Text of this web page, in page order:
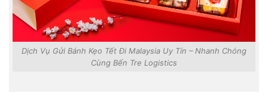
Dịch Vụ Gửi Bánh Kẹo Tết Đi Malaysia Uy Tín – Nhanh Chóng
Cùng Bến Tre Logistics